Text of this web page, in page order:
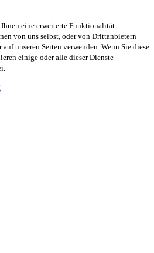
eine erweiterte Funktionalität
von uns selbst, oder von Drittanbietern
unseren Seiten verwenden. Wenn Sie diese
einige oder alle dieser Dienste